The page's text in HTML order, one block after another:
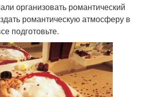
организовать романтический
романтическую атмосферу в
подготовьте.